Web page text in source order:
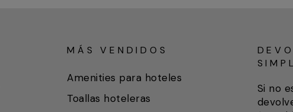
MÁS VENDIDOS
Amenities para hoteles
Toallas hoteleras
Si no